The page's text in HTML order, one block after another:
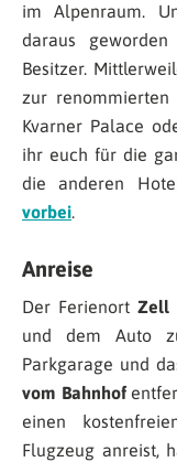
im Alpenraum.
daraus
Besitzer.
zur renommierten
Kvarner Palace
ihr euch für die
die anderen
vorbei.
Anreise
Der Ferienort Zell
und dem Auto
Parkgarage und
vom Bahnhof
einen
Flugzeug anreist,